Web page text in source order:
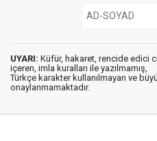
UYARI: Küfür, hakaret, rencide edici
içeren, imla kuralları ile yazılmamış,
Türkçe karakter kullanılmayan ve
onaylanmamaktadır.